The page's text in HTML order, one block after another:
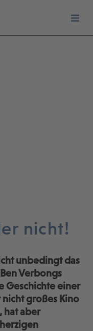
nicht!
unbedingt das
Verbongs
Geschichte einer
nicht großes Kino
hat aber